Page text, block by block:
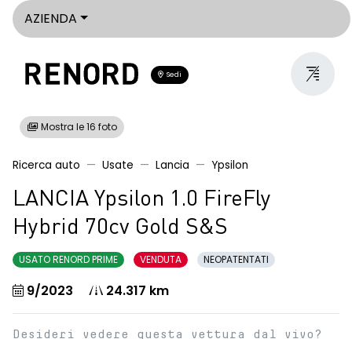
AZIENDA
Sedi
Mostra le 16 foto
Ricerca auto Usate Lancia Ypsilon
LANCIA Ypsilon 1.0 FireFly
Hybrid 70cv Gold S&S
USATO RENORD PRIME VENDUTA NEOPATENTATI
9/2023 24.317 km
Desideri vedere questa vettura dal vivo?